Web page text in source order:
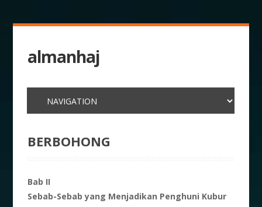
almanhaj
BERBOHONG
Bab II
Sebab-Sebab yang Menjadikan Penghuni Kubur